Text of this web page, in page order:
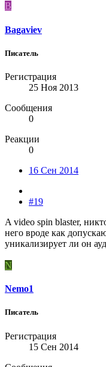
B
Bagaviev
Писатель
Регистрация
25 Ноя 2013
Сообщения
0
Реакции
0
16 Сен 2014
#19
A video spin blaster,
него вроде как
уникализирует ли он
N
Nemo1
Писатель
Регистрация
15 Сен 2014